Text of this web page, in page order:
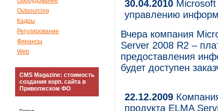
Outsourcing
Кадры
Регулирование
Финансы
Web
CMS Magazine: стоимость
создания корп. сайта в
Приволжском ФО
30.04.2010
управлению
Вчера компания
Server 2008 R2 –
предоставления
будет доступен
22.12.2009
продукта ELMA